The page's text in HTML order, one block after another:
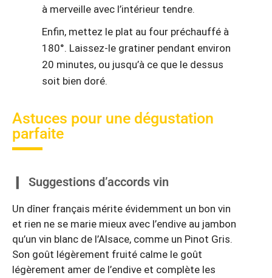
à merveille avec l’intérieur tendre.
Enfin, mettez le plat au four préchauffé à
180°. Laissez-le gratiner pendant environ
20 minutes, ou jusqu’à ce que le dessus
soit bien doré.
Astuces pour une dégustation
parfaite
Suggestions d’accords vin
Un dîner français mérite évidemment un bon vin
et rien ne se marie mieux avec l’endive au jambon
qu’un vin blanc de l’Alsace, comme un Pinot Gris.
Son goût légèrement fruité calme le goût
légèrement amer de l’endive et complète les